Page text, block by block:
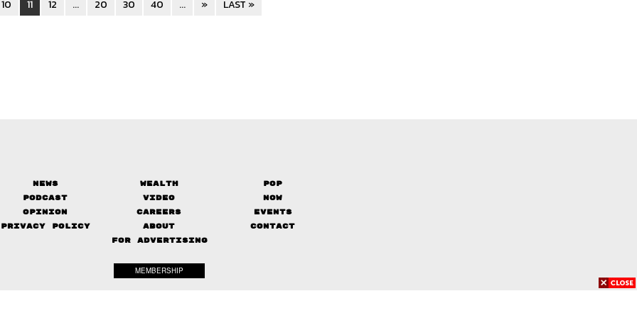
10 11 12 ... 20 30 40 ... » LAST »
News Wealth
Pop
Podcast
Video
Now
Opinion
Careers
Events
Privacy Policy
About
Contact
FOR ADVERTISING
MEMBERSHIP